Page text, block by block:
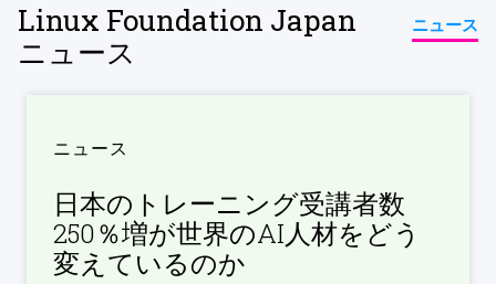
Linux Foundation Japan
ニュース
ニュース
ニュース
日本のトレーニング受講者数
250％増が世界のAI人材をどう
変えているのか